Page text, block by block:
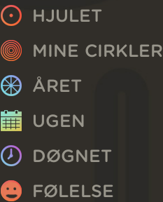
HJULET
MINE CIRKLER
ÅRET
UGEN
DØGNET
FØLELSE